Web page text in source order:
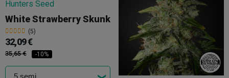
White Strawberry Skunk
(5)
32,09 €
35,65 € -10%